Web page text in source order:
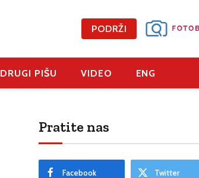
PODRŽI
DRUGI PIŠU VIDEO ENG
Pratite nas
Facebook Twitter